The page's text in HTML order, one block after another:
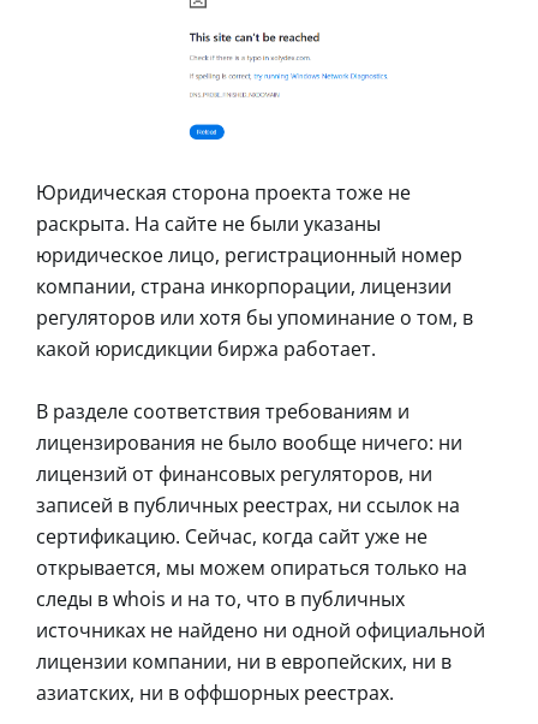
Юридическая сторона проекта тоже не
раскрыта. На сайте не были указаны
юридическое лицо, регистрационный номер
компании, страна инкорпорации, лицензии
регуляторов или хотя бы упоминание о том, в
какой юрисдикции биржа работает.
В разделе соответствия требованиям и
лицензирования не было вообще ничего: ни
лицензий от финансовых регуляторов, ни
записей в публичных реестрах, ни ссылок на
сертификацию. Сейчас, когда сайт уже не
открывается, мы можем опираться только на
следы в whois и на то, что в публичных
источниках не найдено ни одной официальной
лицензии компании, ни в европейских, ни в
азиатских, ни в оффшорных реестрах.